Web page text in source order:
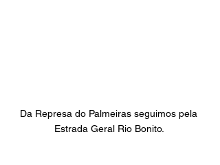
Da Represa do Palmeiras seguimos pela
Estrada Geral Rio Bonito.